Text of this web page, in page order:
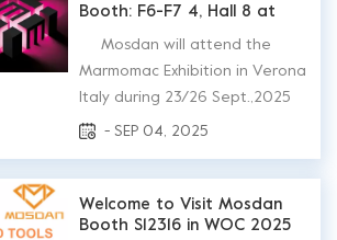
and many reasons to smile! !
Booth: F6-F7 4, Hall 8 at
Italy during 23/26
September
Mosdan will attend the
Marmomac Exhibition in Verona
Italy during 23/26 Sept.,2025
again. Welcome to visit
4 Time: 23/26 September,
2025 Mosdan will take
various diamond tools for ston...
- SEP 04, 2025
Welcome to Visit Mosdan
Booth S12316 in WOC 2025